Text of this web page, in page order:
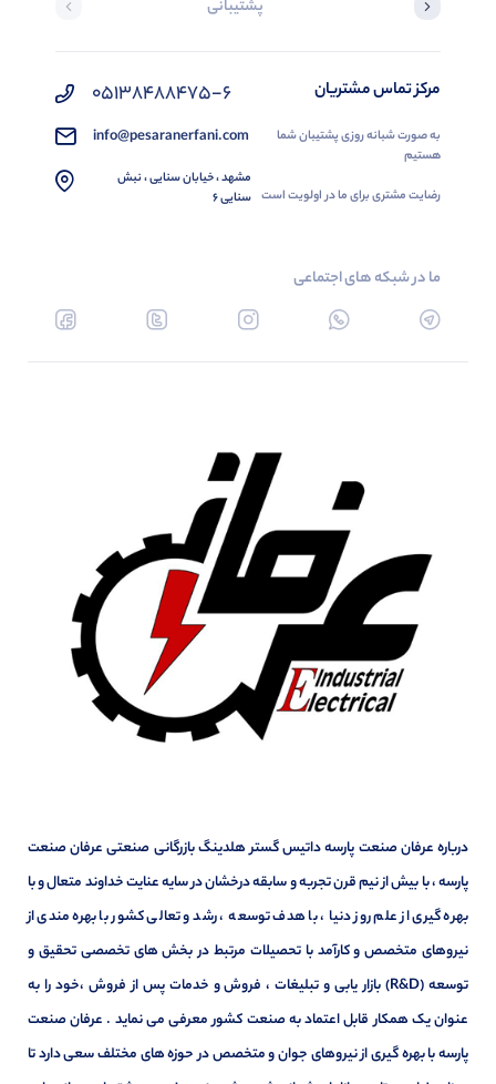
پشتیبانی
مرکز تماس مشتریان
به صورت شبانه روزی پشتیبان شما
هستیم
رضایت مشتری برای ما در اولویت است
05138488475-6
info@pesaranerfani.com
مشهد ، خیابان سنایی ، نبش
سنایی 6
ما در شبکه های اجتماعی
درباره عرفان صنعت پارسه داتیس گستر هلدینگ بازرگانی صنعتی عرفان صنعت
پارسه ، با بیش از نیم قرن تجربه و سابقه درخشان در سایه عنایت خداوند متعال و با
بهره گیری از علم روز دنیا ، با هدف توسعه ، رشد و تعالی کشور با بهره مندی از
نیروهای متخصص و کارآمد با تحصیلات مرتبط در بخش های تخصصی تحقیق و
توسعه (R&D) بازار یابی و تبلیغات ، فروش و خدمات پس از فروش ،خود را به
عنوان یک همکار قابل اعتماد به صنعت کشور معرفی می نماید . عرفان صنعت
پارسه با بهره گیری از نیروهای جوان و متخصص در حوزه های مختلف سعی دارد تا